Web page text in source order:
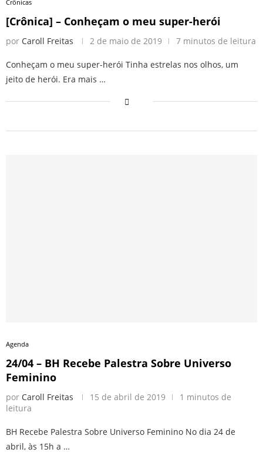
Crônicas
[Crônica] – Conheçam o meu super-herói
por Caroll Freitas 2 de maio de 2019 7 minutos de leitura
Conheçam o meu super-herói Tinha estrelas nos olhos, um
jeito de herói. Era mais …
Agenda
24/04 – BH Recebe Palestra Sobre Universo
Feminino
por Caroll Freitas 15 de abril de 2019
1 minutos de
leitura
BH Recebe Palestra Sobre Universo Feminino No dia 24 de
abril, às 15h a …